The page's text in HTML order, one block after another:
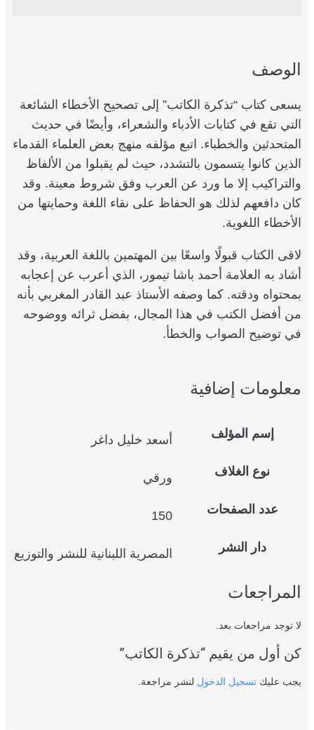
الوصف
يسعى كتاب “تذكرة الكاتب” إلى تصحيح الأخطاء الشائعة
التي تقع في كتابات الأدباء والشعراء، وأيضًا في حديث
المتحدثين والخطباء. اتبع مؤلفه منهج بعض العلماء القدماء
الذين كانوا يتسمون بالتشدد، حيث لم يقبلوا من الألفاظ
والتراكيب إلا ما ورد عن العرب وفق شروط معينة. وقد
كان دافعهم لذلك هو الحفاظ على نقاء اللغة وحمايتها من
الأخطاء اللغوية.
لاقى الكتاب قبولًا واسعًا بين المهتمين باللغة العربية، وقد
أشاد به العلامة أحمد باشا تيمور، الذي أعرب عن إعجابه
بمحتواه ودقته. كما وصفه الأستاذ عبد القادر المغربي بأنه
من أفضل الكتب في هذا المجال، بفضل ثرائه ووضوحه
في توضيح الصواب والخطأ.
معلومات إضافية
إسم المؤلف أسعد خليل داغر
نوع الغلاف ورقي
عدد الصفحات 150
دار النشر المصرية اللبنانية للنشر والتوزيع
المراجعات
لا توجد مراجعات بعد.
كن أول من يقيم “تذكرة الكاتب”
يجب عليك تسجيل الدخول لنشر مراجعة.